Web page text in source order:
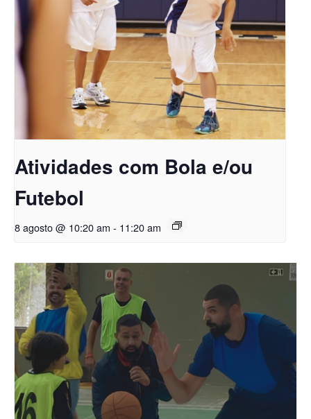
Atividades com Bola e/ou
Futebol
8 agosto @ 10:20 am - 11:20 am